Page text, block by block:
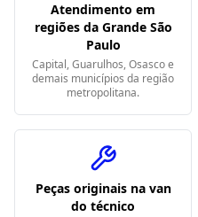
Atendimento em
regiões da Grande São
Paulo
Capital, Guarulhos, Osasco e
demais municípios da região
metropolitana.
Peças originais na van
do técnico